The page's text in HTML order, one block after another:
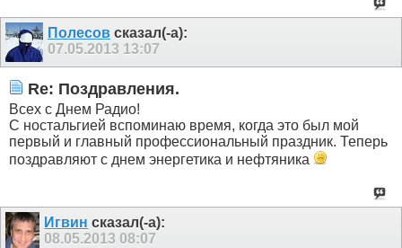
Полесовсказал(-а):
07.05.2013 13:07
Re: Поздравления.
Всех с Днем Радио!
С ностальгией вспоминаю время, когда это был мой
первый и главный профессиональный праздник. Теперь
поздравляют с днем энергетика и нефтяника
Игвин сказал(-а):
08.05.2013 08:07